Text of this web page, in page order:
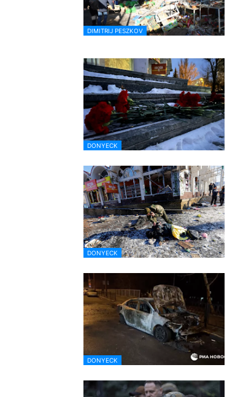
DIMITRIJ PESZKOV
DONYECK
DONYECK
DONYECK